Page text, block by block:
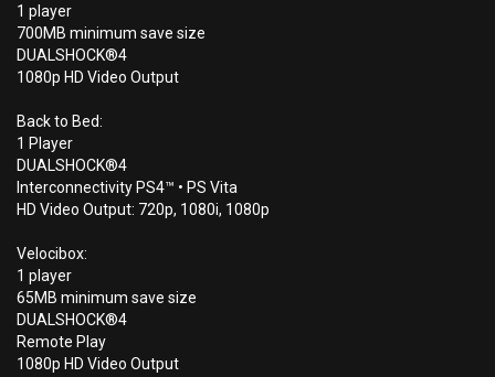
1 player
700MB minimum save size
DUALSHOCK®4
1080p HD Video Output
Back to Bed:
1 Player
DUALSHOCK®4
Interconnectivity PS4™ • PS Vita
HD Video Output: 720p, 1080i, 1080p
Velocibox:
1 player
65MB minimum save size
DUALSHOCK®4
Remote Play
1080p HD Video Output